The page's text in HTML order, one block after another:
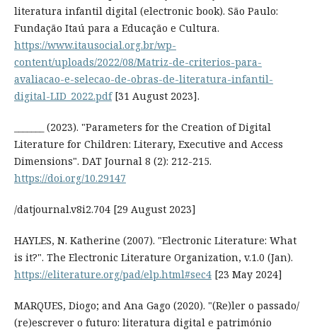
literatura infantil digital (electronic book). São Paulo:
Fundação Itaú para a Educação e Cultura.
https://www.itausocial.org.br/wp-
content/uploads/2022/08/Matriz-de-criterios-para-
avaliacao-e-selecao-de-obras-de-literatura-infantil-
digital-LID_2022.pdf[31 August 2023].
_______ (2023). "Parameters for the Creation of Digital
Literature for Children: Literary, Executive and Access
Dimensions". DAT Journal 8 (2): 212-215.
https://doi.org/10.29147
/datjournal.v8i2.704 [29 August 2023]
HAYLES, N. Katherine (2007). "Electronic Literature: What
is it?". The Electronic Literature Organization, v.1.0 (Jan).
https://eliterature.org/pad/elp.html#sec4[23 May 2024]
MARQUES, Diogo; and Ana Gago (2020). "(Re)ler o passado/
(re)escrever o futuro: literatura digital e património